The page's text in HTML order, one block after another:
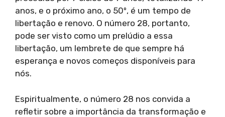
anos, e o próximo ano, o 50º, é um tempo de
libertação e renovo. O número 28, portanto,
pode ser visto como um prelúdio a essa
libertação, um lembrete de que sempre há
esperança e novos começos disponíveis para
nós.
Espiritualmente, o número 28 nos convida a
refletir sobre a importância da transformação e